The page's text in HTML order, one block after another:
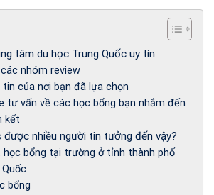
tâm du học Trung Quốc uy tín
nhóm review
của nơi bạn đã lựa chọn
tư vấn về các học bổng bạn nhắm đến
kết
được nhiều người tin tưởng đến vậy?
học bổng tại trường ở tỉnh thành phố
bổng